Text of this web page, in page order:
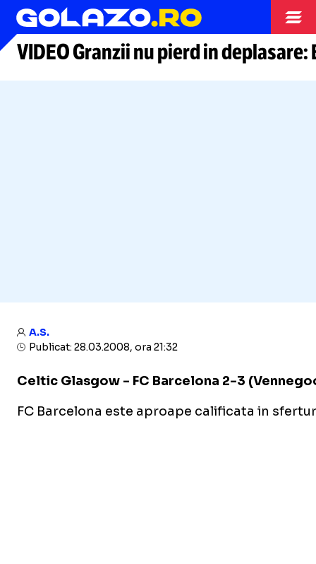
Arhiva fotbal
VIDEO Granzii nu pierd in
A.S.
Publicat: 28.03.2008, ora 21:32
Celtic Glasgow - FC Barcelona 2-3
FC Barcelona este aproape calificata in